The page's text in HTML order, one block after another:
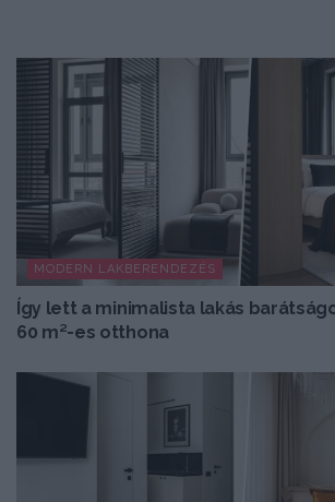
MODERN LAKBERENDEZÉS
Így lett a minimalista lakás
60 m²-es otthona